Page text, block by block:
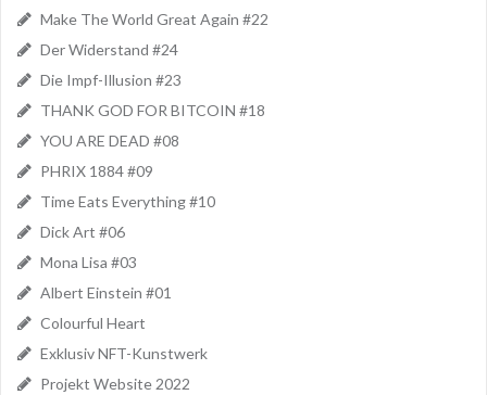
Make The World Great Again #22
Der Widerstand #24
Die Impf-Illusion #23
THANK GOD FOR BITCOIN #18
YOU ARE DEAD #08
PHRIX 1884 #09
Time Eats Everything #10
Dick Art #06
Mona Lisa #03
Albert Einstein #01
Colourful Heart
Exklusiv NFT-Kunstwerk
Projekt Website 2022